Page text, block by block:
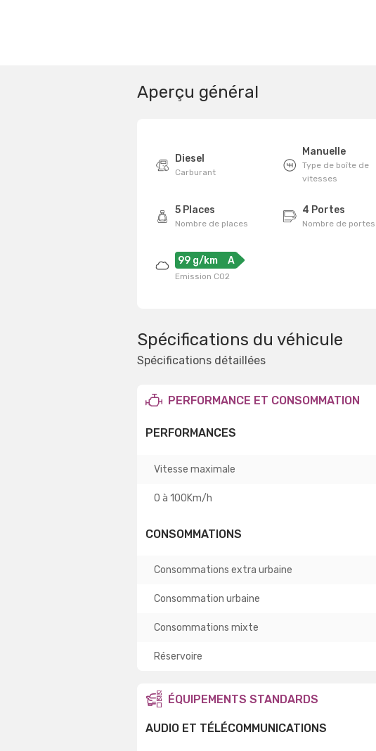
Aperçu général
Diesel
Carburant
Manuelle
Type de boîte de
vitesses
5 Places
Nombre de places
4 Portes
Nombre de portes
99 g/km A
Emission CO2
Spécifications du véhicule
Spécifications détaillées
PERFORMANCE ET CONSOMMATION
PERFORMANCES
Vitesse maximale
0 à 100Km/h
CONSOMMATIONS
Consommations extra urbaine
Consommation urbaine
Consommations mixte
Réservoire
ÉQUIPEMENTS STANDARDS
AUDIO ET TÉLÉCOMMUNICATIONS